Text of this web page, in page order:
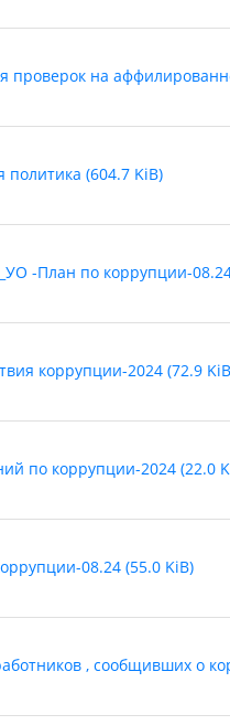
проверок на
(604.7 KiB)
-План по коррупции-
коррупции-2024 (72.9
по коррупции-2024 (22.0
08.24 (55.0 KiB)
, сообщивших о